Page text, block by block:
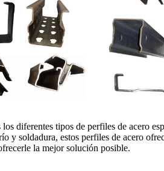
diferentes tipos de perfiles de acero
y soldadura, estos perfiles de acero
la mejor solución posible.